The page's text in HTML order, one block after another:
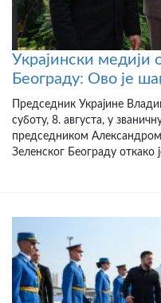
Украјински медији
Београду: Ово је
Председник Украјине
суботу, 8. августа, у
председником Александром
Зеленског Београду откако